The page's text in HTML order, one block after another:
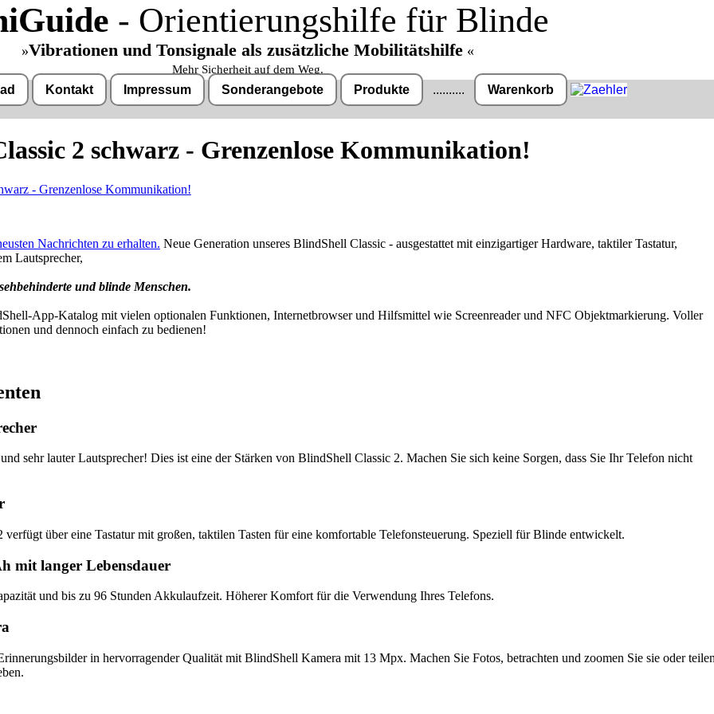
können.
- Orientierungshilfe für Blinde
»Vibrationen und Tonsignale als zusätzliche Mobilitätshilfe«
Mehr Sicherheit auf dem Weg.
Kontakt Impressum Sonderangebote Produkte .......... Warenkorb
2 schwarz - Grenzenlose Kommunikation!
Nachrichten zu erhalten. Neue Generation unseres BlindShell Classic - ausgestattet mit einzigartiger Hardware, taktiler Tastatur,
Lautsprecher,
und blinde Menschen.
App-Katalog mit vielen optionalen Funktionen, Internetbrowser und Hilfsmittel wie Screenreader und NFC Objektmarkierung. Voller
und dennoch einfach zu bedienen!
sehr lauter Lautsprecher! Dies ist eine der Stärken von BlindShell Classic 2. Machen Sie sich keine Sorgen, dass Sie Ihr Telefon nicht
verfügt über eine Tastatur mit großen, taktilen Tasten für eine komfortable Telefonsteuerung. Speziell für Blinde entwickelt.
mit langer Lebensdauer
und bis zu 96 Stunden Akkulaufzeit. Höherer Komfort für die Verwendung Ihres Telefons.
in hervorragender Qualität mit BlindShell Kamera mit 13 Mpx. Machen Sie Fotos, betrachten und zoomen Sie sie oder
Deutschland Vorkasse: 0.00 €
Deutschland PayPal: 0.00 €
Bei dieser Versandart erhalten Sie per Email z.B. einen Lizenzschlüssel und die Rechnung / Lieferschein.
Sie erhalten also
Preisänderungen, Irrtümer und technische Änderungen vorbehalten.
Hamburg entschieden, dass man durch die Anbringung eines Links, die Inhalte der gelinkten Seite ggf. mit
von diesen Inhalten distanziert. Hiermit distanzieren wir uns ausdrücklich von allen Inhalten, aller
Diese Erklärung gilt für alle auf unserer Homepage angebrachten Links.
Die Plattform finden Sie unter
Wir sind Ausbildungsbetrieb